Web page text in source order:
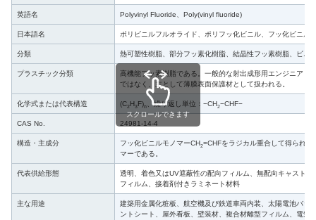
英語名 Polyvinyl Fluoride、Poly(vinyl fluoride)
日本語名 ポリビニルフルオライド、ポリフッ化ビニル、フッ化ビニル
分類 熱可塑性樹脂、部分フッ素化樹脂、結晶性フッ素樹脂、ビニ
プラスチック分類
高機能フッ素樹脂である。一般的な射出成形用エンジニアリ
ではなく、主として薄膜表面保護材として扱われる。
化学式または代表構造 (C2 H3 F)n、繰り返し単位：−CH2−CHF−
CAS No. 24981-14-4
構造・主成分 フッ化ビニルモノマーCH2=CHFをラジカル重合して得られる
マーである。
代表供給形態
透明、着色又はUV遮蔽性の配向フィルム、無配向キャストフ
フィルム、接着剤付きラミネート材料
主な用途
建築用金属化粧板、航空機及び鉄道車両内装、太陽電池バッ
ントシート、屋外看板、壁装材、複合材離型フィルム、電気
スクロールできます